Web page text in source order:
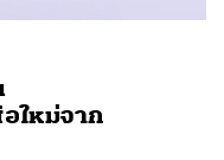
ใหม่จาก